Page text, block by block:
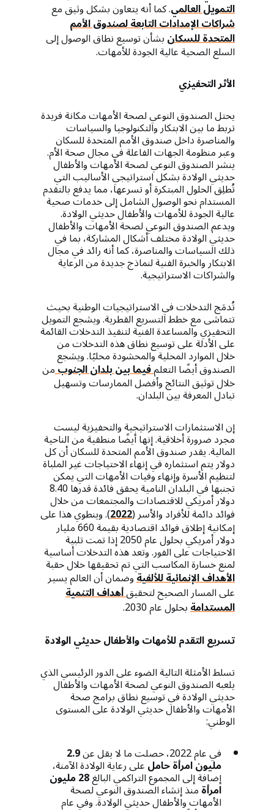
التمويل العالمي. كما أنه يتعاون بشكل وثيق مع
شراكات الإمدادات التابعة لصندوق الأمم
المتحدة للسكانبشأن توسيع نطاق الوصول إلى
السلع الصحية عالية الجودة للأمهات.
الأثر التحفيزي
يحتل الصندوق النوعي لصحة الأمهات مكانة فريدة
تربط ما بين الابتكار والتكنولوجيا والسياسات
والمناصرة داخل صندوق الأمم المتحدة للسكان
وعبر منظومة الجهات الفاعلة في مجال صحة الأم.
ينشر الصندوق النوعي لصحة الأمهات والأطفال
حديثي الولادة بشكل استراتيجي الأساليب التي
تُطلِق الحلول المبتكرة أو تسرعها، مما يدفع بالتقدم
المستدام نحو الوصول الشامل إلى خدمات صحية
عالية الجودة للأمهات والأطفال حديثي الولادة.
ويدعم الصندوق النوعي لصحة الأمهات والأطفال
حديثي الولادة مختلف أشكال المشاركة، بما في
ذلك السياسات والمناصرة، كما أنه رائد في مجال
الابتكار والخبرة الفنية لنماذج جديدة من الرعاية
والشراكات الاستراتيجية.
تُدمَج التدخلات في الاستراتيجيات الوطنية بحيث
تتماشى مع خطط التسريع القطرية. ويشجع التمويل
التحفيزي والمساعدة الفنية لتنفيذ التدخلات القائمة
على الأدلة على توسيع نطاق هذه التدخلات من
خلال الموارد المحلية والمحشودة محليًا. ويشجع
الصندوق أيضًا التعلمفيما بين بلدان الجنوبمن
خلال توثيق النتائج وأفضل الممارسات وتسهيل
تبادل المعرفة بين البلدان.
إن الاستثمارات الاستراتيجية والتحفيزية ليست
مجرد ضرورة أخلاقية. إنها أيضًا منطقية من الناحية
المالية. يقدر صندوق الأمم المتحدة للسكان أن كل
دولار يتم استثماره في إنهاء الاحتياجات غير الملباة
لتنظيم الأسرة وإنهاء وفيات الأمهات التي يمكن
تجنبها في البلدان النامية يحقق فائدة قدرها 8.40
دولار أمريكي للاقتصادات والمجتمعات من خلال
فوائد دائمة للأفراد والأسر (2022). وينطوي هذا على
إمكانية إطلاق فوائد اقتصادية بقيمة 660 مليار
دولار أمريكي بحلول عام 2050 إذا تمت تلبية
الاحتياجات على الفور. وتعد هذه التدخلات أساسية
لمنع خسارة المكاسب التي تم تحقيقها خلال حقبة
الأهداف الإنمائية للألفيةوضمان أن العالم يسير
على المسار الصحيح لتحقيقأهداف التنمية
المستدامةبحلول عام 2030.
تسريع التقدم للأمهات والأطفال حديثي الولادة
تسلط الأمثلة التالية الضوء على الدور الرئيسي الذي
يلعبه الصندوق النوعي لصحة الأمهات والأطفال
حديثي الولادة في توسيع نطاق برامج صحة
الأمهات والأطفال حديثي الولادة على المستوى
الوطني:
في عام 2022، حصلت ما لا يقل عن
2.9
مليون امرأة حاملعلى رعاية الولادة الآمنة،
إضافة إلى المجموع التراكمي البالغ 28 مليون
امرأةمنذ إنشاء الصندوق النوعي لصحة
الأمهات والأطفال حديثي الولادة. وفي عام